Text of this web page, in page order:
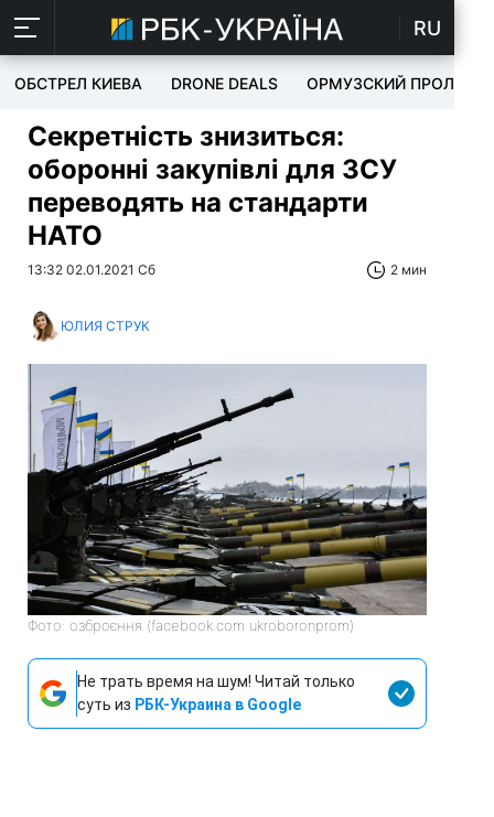
RU
ОБСТРЕЛ КИЕВА DRONE DEALS ОРМУЗСКИЙ ПРОЛИВ
Секретність знизиться:
оборонні закупівлі для ЗСУ
переводять на стандарти
НАТО
13:32 02.01.2021 Сб 2 мин
ЮЛИЯ СТРУК
Фото: озброєння (facebook.com ukroboronprom)
Не трать время на шум! Читай только
суть из РБК-Украина в Google